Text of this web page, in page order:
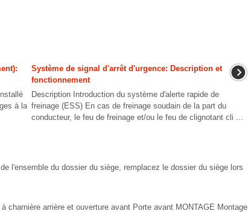
à la
Système de signal d'arrêt d'urgence: Description et
fonctionnement
Description Introduction du système d'alerte rapide de
freinage (ESS) En cas de freinage soudain de la part du
conducteur, le feu de freinage et/ou le feu de clignotant cli ...
l'ensemble du dossier du siège, remplacez le dossier du siège lors
charnière arrière et ouverture avant Porte avant MONTAGE Montage